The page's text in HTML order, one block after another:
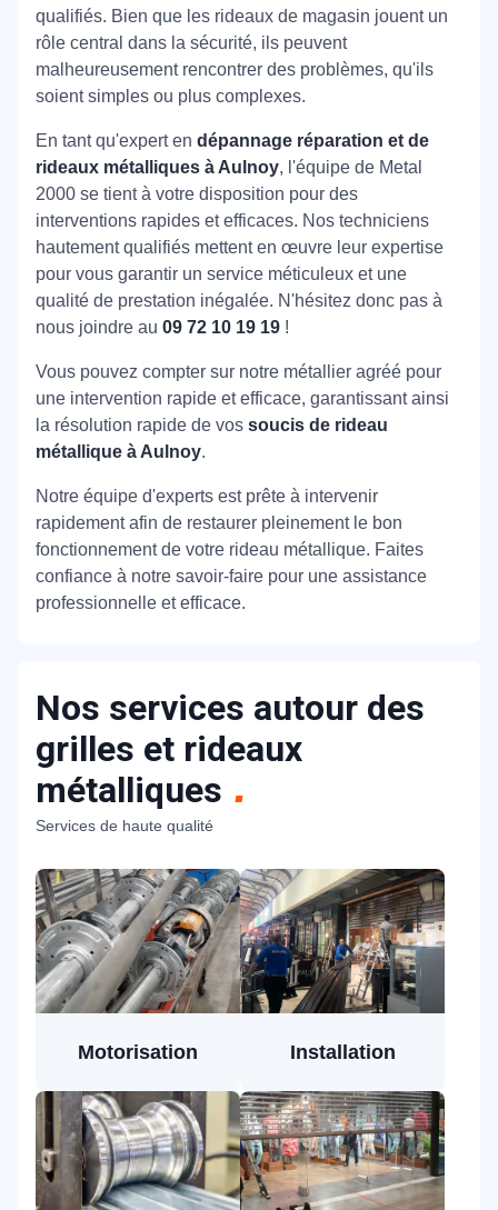
qualifiés. Bien que les rideaux de magasin jouent un
rôle central dans la sécurité, ils peuvent
malheureusement rencontrer des problèmes, qu'ils
soient simples ou plus complexes.
En tant qu'expert en dépannage réparation et de
rideaux métalliques à Aulnoy, l'équipe de Metal
2000 se tient à votre disposition pour des
interventions rapides et efficaces. Nos techniciens
hautement qualifiés mettent en œuvre leur expertise
pour vous garantir un service méticuleux et une
qualité de prestation inégalée. N'hésitez donc pas à
nous joindre au 09 72 10 19 19 !
Vous pouvez compter sur notre métallier agréé pour
une intervention rapide et efficace, garantissant ainsi
la résolution rapide de vos soucis de rideau
métallique à Aulnoy.
Notre équipe d'experts est prête à intervenir
rapidement afin de restaurer pleinement le bon
fonctionnement de votre rideau métallique. Faites
confiance à notre savoir-faire pour une assistance
professionnelle et efficace.
Nos services autour des
grilles et rideaux
métalliques
Services de haute qualité
Motorisation Installation